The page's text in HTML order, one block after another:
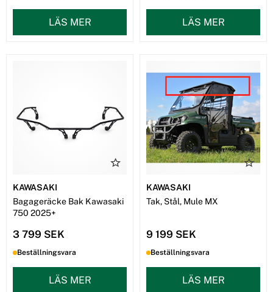
LÄS MER LÄS MER
KAWASAKI
Bagageräcke Bak Kawasaki
750 2025+
3 799 SEK
Beställningsvara
LÄS MER
KAWASAKI
Tak, Stål, Mule MX
9 199 SEK
Beställningsvara
LÄS MER